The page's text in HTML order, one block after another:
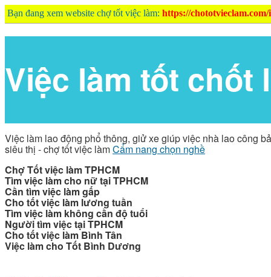
Bạn đang xem website chợ tốt việc làm: https://